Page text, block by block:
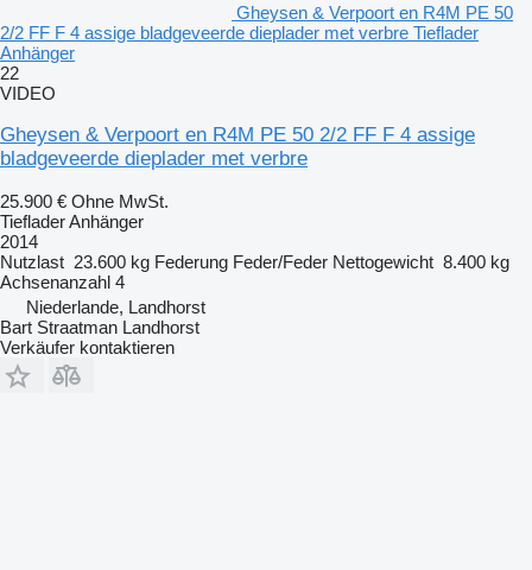
Gheysen & Verpoort en R4M PE 50
2/2 FF F 4 assige bladgeveerde dieplader met verbre Tieflader
Anhänger
22
VIDEO
Gheysen & Verpoort en R4M PE 50 2/2 FF F 4 assige
bladgeveerde dieplader met verbre
25.900 € Ohne MwSt.
Tieflader Anhänger
2014
Nutzlast 23.600 kg Federung Feder/Feder Nettogewicht 8.400 kg
Achsenanzahl 4
Niederlande, Landhorst
Bart Straatman Landhorst
Verkäufer kontaktieren